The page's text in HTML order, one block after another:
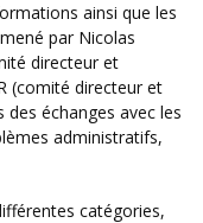
par Nicolas
directeur et
(comité directeur et
échanges avec les
administratifs,